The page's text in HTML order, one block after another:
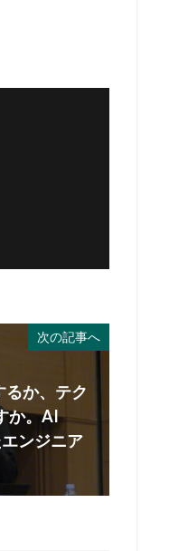
次の記事へ
るか、テク
か。AI
ンジニア